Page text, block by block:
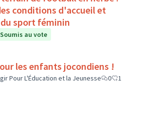
conditions d'accueil et
sport féminin
Soumis au vote
les enfants jocondiens !
Pour L'Éducation et la Jeunesse 0
1